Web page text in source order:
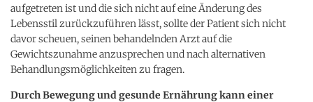
aufgetreten ist und die sich nicht auf eine Änderung des
Lebensstil zurückzuführen lässt, sollte der Patient sich nicht
davor scheuen, seinen behandelnden Arzt auf die
Gewichtszunahme anzusprechen und nach alternativen
Behandlungsmöglichkeiten zu fragen.
Durch Bewegung und gesunde Ernährung kann einer